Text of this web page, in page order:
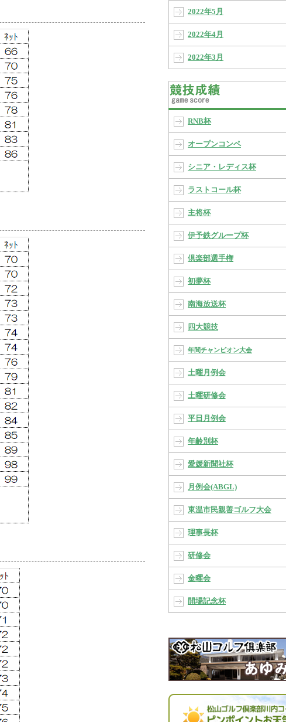
2022年5月
2022年4月
2022年3月
RNB杯
オープンコンペ
シニア・レディス杯
ラストコール杯
主将杯
伊予鉄グループ杯
倶楽部選手権
初夢杯
南海放送杯
四大競技
年間チャンピオン大会
土曜月例会
土曜研修会
平日月例会
年齢別杯
愛媛新聞社杯
月例会(ABGL)
東温市民親善ゴルフ大会
理事長杯
研修会
金曜会
開場記念杯